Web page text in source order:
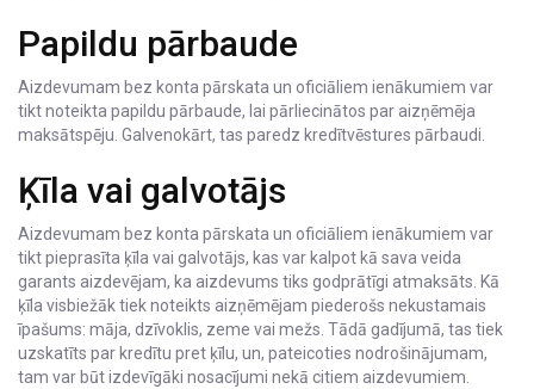
Papildu pārbaude
Aizdevumam bez konta pārskata un oficiāliem ienākumiem var
tikt noteikta papildu pārbaude, lai pārliecinātos par aizņēmēja
maksātspēju. Galvenokārt, tas paredz kredītvēstures pārbaudi.
Ķīla vai galvotājs
Aizdevumam bez konta pārskata un oficiāliem ienākumiem var
tikt pieprasīta ķīla vai galvotājs, kas var kalpot kā sava veida
garants aizdevējam, ka aizdevums tiks godprātīgi atmaksāts. Kā
ķīla visbiežāk tiek noteikts aizņēmējam piederošs nekustamais
īpašums: māja, dzīvoklis, zeme vai mežs. Tādā gadījumā, tas tiek
uzskatīts par kredītu pret ķīlu, un, pateicoties nodrošinājumam,
tam var būt izdevīgāki nosacījumi nekā citiem aizdevumiem.